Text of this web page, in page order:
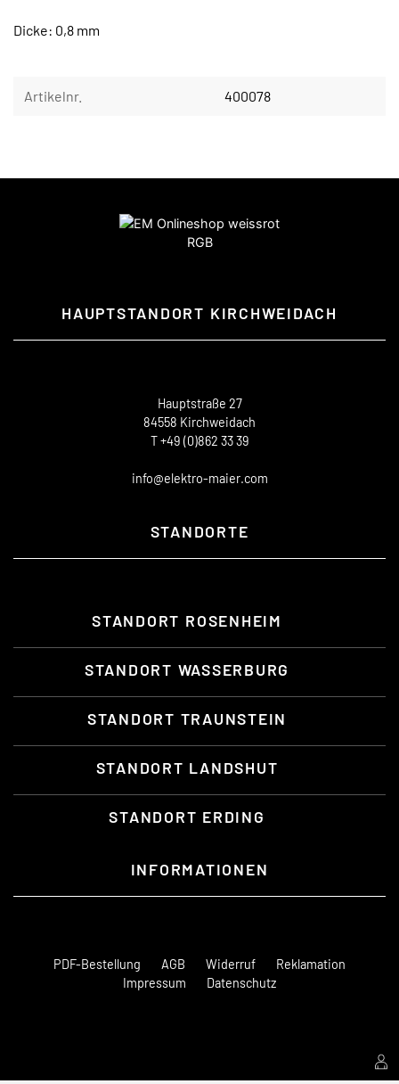
Dicke: 0,8 mm
Artikelnr. 400078
HAUPTSTANDORT KIRCHWEIDACH
Hauptstraße 27
84558 Kirchweidach
T +49 (0)862 33 39
info@elektro-maier.com
STANDORTE
STANDORT ROSENHEIM
STANDORT WASSERBURG
STANDORT TRAUNSTEIN
STANDORT LANDSHUT
STANDORT ERDING
INFORMATIONEN
PDF-Bestellung AGB Widerruf
Reklamation
Impressum
Datenschutz